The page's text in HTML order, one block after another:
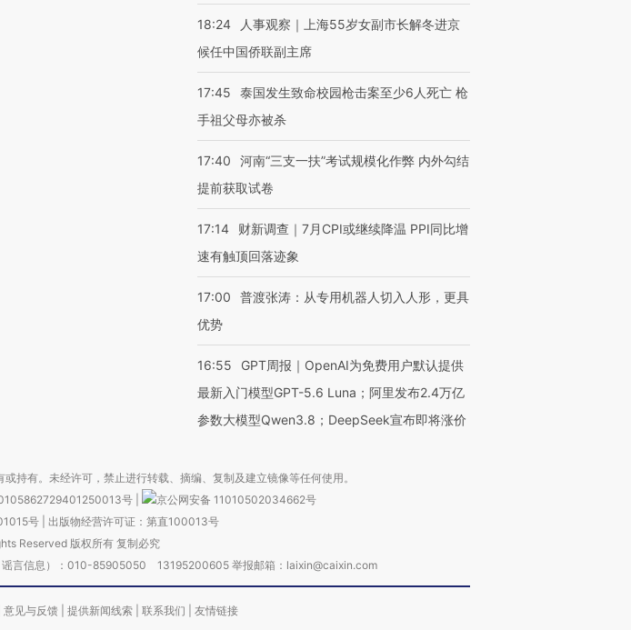
18:24
人事观察｜上海55岁女副市长解冬进京
候任中国侨联副主席
17:45
泰国发生致命校园枪击案至少6人死亡 枪
手祖父母亦被杀
17:40
河南“三支一扶”考试规模化作弊 内外勾结
提前获取试卷
17:14
财新调查｜7月CPI或继续降温 PPI同比增
速有触顶回落迹象
17:00
普渡张涛：从专用机器人切入人形，更具
优势
16:55
GPT周报｜OpenAI为免费用户默认提供
最新入门模型GPT-5.6 Luna；阿里发布2.4万亿
参数大模型Qwen3.8；DeepSeek宣布即将涨价
持有。未经许可，禁止进行转载、摘编、复制及建立镜像等任何使用。
号
京公网安备 11010502034662号
号| 出版物经营许可证：第直100013号
Reserved 版权所有 复制必究
谣言信息）：010-85905050 13195200605 举报邮箱：laixin@caixin.com
意见与反馈 提供新闻线索 联系我们 友情链接